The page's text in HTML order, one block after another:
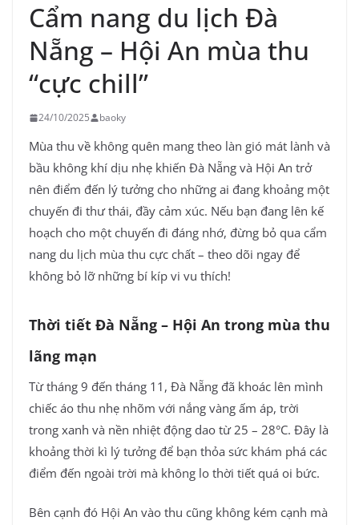
Cẩm nang du lịch Đà
Nẵng – Hội An mùa thu
“cực chill”
24/10/2025 baoky
Mùa thu về không quên mang theo làn gió mát lành và
bầu không khí dịu nhẹ khiến Đà Nẵng và Hội An trở
nên điểm đến lý tưởng cho những ai đang khoảng một
chuyến đi thư thái, đầy cảm xúc. Nếu bạn đang lên kế
hoạch cho một chuyến đi đáng nhớ, đừng bỏ qua cẩm
nang du lịch mùa thu cực chất – theo dõi ngay để
không bỏ lỡ những bí kíp vi vu thích!
Thời tiết Đà Nẵng – Hội An trong mùa thu
lãng mạn
Từ tháng 9 đến tháng 11, Đà Nẵng đã khoác lên mình
chiếc áo thu nhẹ nhõm với nắng vàng ấm áp, trời
trong xanh và nền nhiệt động dao từ 25 – 28°C. Đây là
khoảng thời kì lý tưởng để bạn thỏa sức khám phá các
điểm đến ngoài trời mà không lo thời tiết quá oi bức.
Bên cạnh đó Hội An vào thu cũng không kém cạnh mà